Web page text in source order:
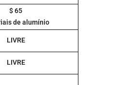
$ 65
de alumínio
LIVRE
LIVRE